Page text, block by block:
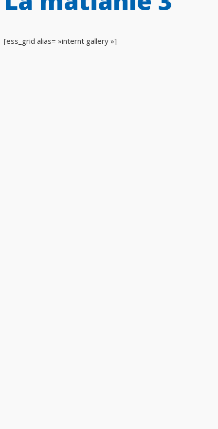
[ess_grid alias= »internt gallery »]